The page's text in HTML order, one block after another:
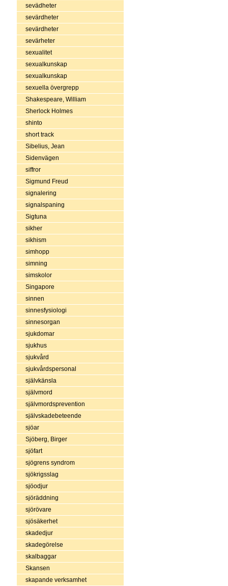
sevädheter
sevärdheter
sevärdheter
sevärheter
sexualitet
sexualkunskap
sexualkunskap
sexuella övergrepp
Shakespeare, William
Sherlock Holmes
shinto
short track
Sibelius, Jean
Sidenvägen
siffror
Sigmund Freud
signalering
signalspaning
Sigtuna
sikher
sikhism
simhopp
simning
simskolor
Singapore
sinnen
sinnesfysiologi
sinnesorgan
sjukdomar
sjukhus
sjukvård
sjukvårdspersonal
självkänsla
självmord
självmordsprevention
självskadebeteende
sjöar
Sjöberg, Birger
sjöfart
sjögrens syndrom
sjökrigsslag
sjöodjur
sjöräddning
sjörövare
sjösäkerhet
skadedjur
skadegörelse
skalbaggar
Skansen
skapande verksamhet